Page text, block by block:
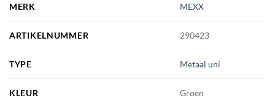
MERK MEXX
ARTIKELNUMMER 290423
TYPE Metaal uni
KLEUR Groen